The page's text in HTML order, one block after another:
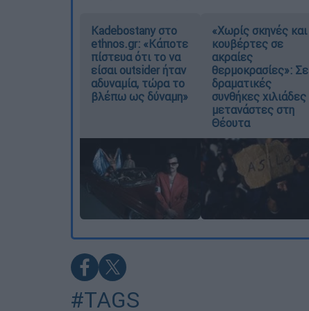
Kadebostany στο
ethnos.gr: «Κάποτε
πίστευα ότι το να
είσαι outsider ήταν
αδυναμία, τώρα το
βλέπω ως δύναμη»
«Χωρίς σκηνές και
κουβέρτες σε
ακραίες
θερμοκρασίες»: Σε
δραματικές
συνθήκες χιλιάδες
μετανάστες στη
Θέουτα
#TAGS